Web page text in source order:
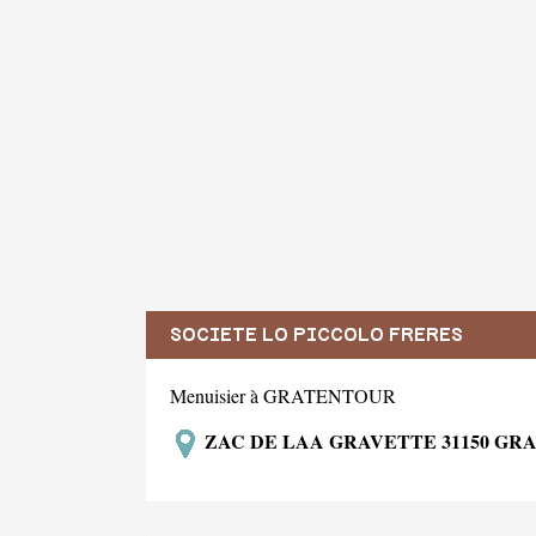
SOCIETE LO PICCOLO FRERES
Menuisier à GRATENTOUR
ZAC DE LAA GRAVETTE 31150